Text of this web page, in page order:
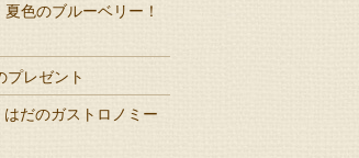
色のブルーベリー！
プレゼント
だのガストロノミー